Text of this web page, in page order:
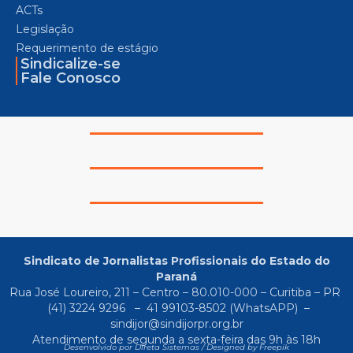
ACTs
Legislação
Requerimento de estágio
Sindicalize-se
Fale Conosco
Sindicato de Jornalistas Profissionais do Estado do
Paraná
Rua José Loureiro, 211 – Centro – 80.010-000 – Curitiba – PR
(41) 3224 9296
– 41 99103-8502(WhatsAPP) –
sindijor@sindijorpr.org.br
Atendimento de segunda a sexta-feira das 9h às 18h
Desenvolvido por Direta Sistemas /Designed by Freepik